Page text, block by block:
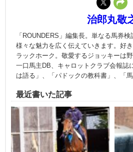
治郎丸敬
「ROUNDERS」編集長。単なる馬券
様々な魅力を広く伝えていきます。好
ラックホーク。敬愛するジョッキーは
一口馬主DB、キャロットクラブ会報誌
は語る」、「パドックの教科書」、「馬
最近書いた記事